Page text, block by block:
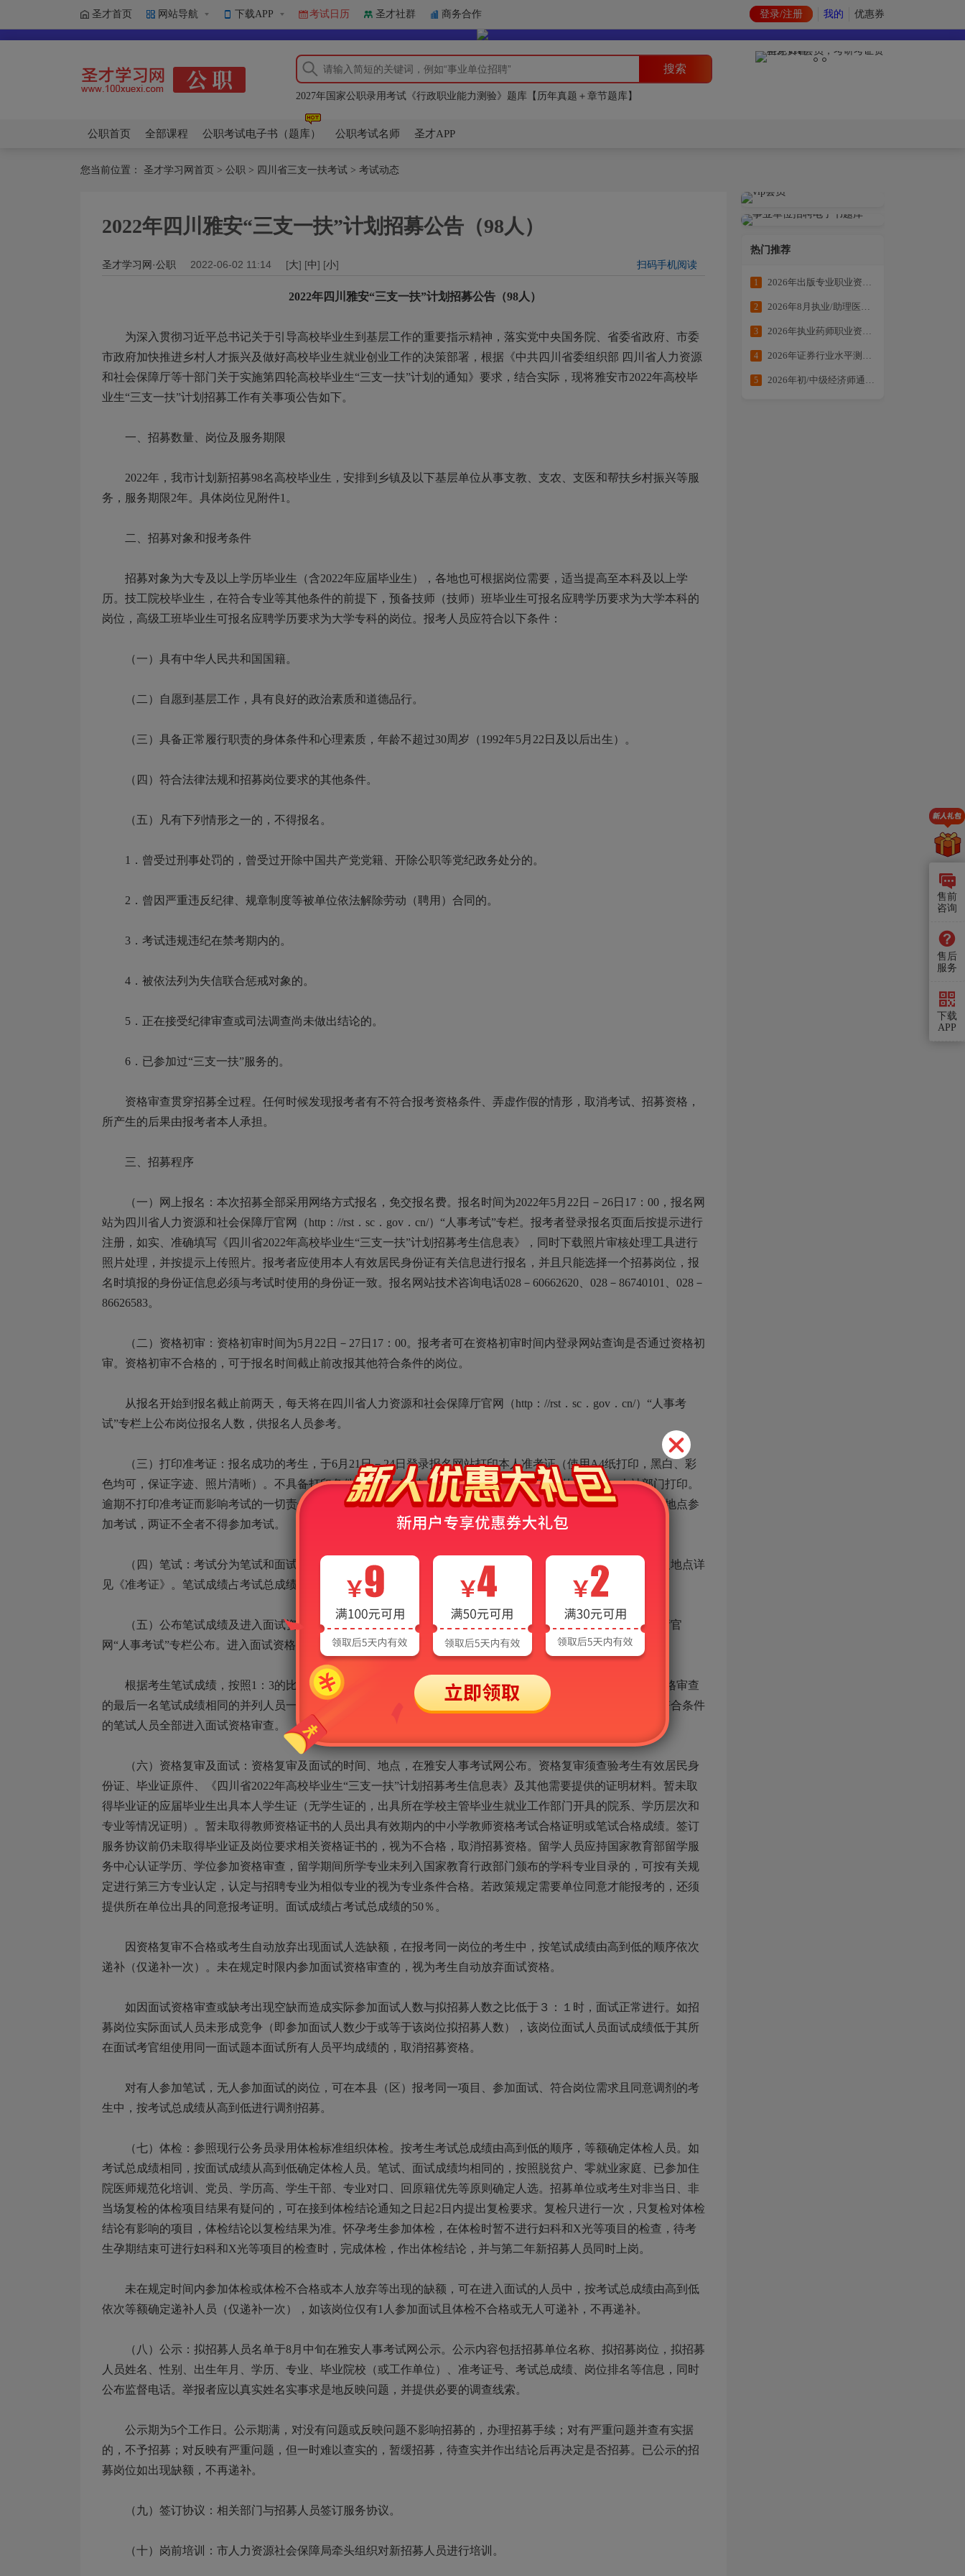
圣才首页 网站导航 下载APP 考试日历 圣才社群 商务合作 登录/注册 我的 优惠券
2026年北京市事业单位招聘考试题库
2027年国家公职考试《申论》网授精讲班【教材精讲＋真题串讲】
2027年国家公职录用考试《行政职业能力测验》题库【历年真题＋章节题库】
2026年北京市事业单位招聘考试题库
2027年国家公职考试《申论》网授精讲班【教材精讲＋真题串讲】
搜索
公职首页 全部课程 公职考试电子书（题库） 公职考试名师 圣才APP
您当前位置： 圣才学习网首页 > 公职 > 四川省三支一扶考试 > 考试动态
2022年四川雅安“三支一扶”计划招募公告（98人）
圣才学习网·公职 2022-06-02 11:14 [大] [中] [小] 扫码手机阅读
2022年四川雅安“三支一扶”计划招募公告（98人）
为深入贯彻习近平总书记关于引导高校毕业生到基层工作的重要指示精神，落实党中央国务院、省委省政府、市委
市政府加快推进乡村人才振兴及做好高校毕业生就业创业工作的决策部署，根据《中共四川省委组织部 四川省人力资源
和社会保障厅等十部门关于实施第四轮高校毕业生“三支一扶”计划的通知》要求，结合实际，现将雅安市2022年高校毕
业生“三支一扶”计划招募工作有关事项公告如下。
一、招募数量、岗位及服务期限
2022年，我市计划新招募98名高校毕业生，安排到乡镇及以下基层单位从事支教、支农、支医和帮扶乡村振兴等服
务，服务期限2年。具体岗位见附件1。
二、招募对象和报考条件
招募对象为大专及以上学历毕业生（含2022年应届毕业生），各地也可根据岗位需要，适当提高至本科及以上学
历。技工院校毕业生，在符合专业等其他条件的前提下，预备技师（技师）班毕业生可报名应聘学历要求为大学本科的
岗位，高级工班毕业生可报名应聘学历要求为大学专科的岗位。报考人员应符合以下条件：
（一）具有中华人民共和国国籍。
（二）自愿到基层工作，具有良好的政治素质和道德品行。
（三）具备正常履行职责的身体条件和心理素质，年龄不超过30周岁（1992年5月22日及以后出生）。
（四）符合法律法规和招募岗位要求的其他条件。
（五）凡有下列情形之一的，不得报名。
1．曾受过刑事处罚的，曾受过开除中国共产党党籍、开除公职等党纪政务处分的。
2．曾因严重违反纪律、规章制度等被单位依法解除劳动（聘用）合同的。
3．考试违规违纪在禁考期内的。
4．被依法列为失信联合惩戒对象的。
5．正在接受纪律审查或司法调查尚未做出结论的。
6．已参加过“三支一扶”服务的。
资格审查贯穿招募全过程。任何时候发现报考者有不符合报考资格条件、弄虚作假的情形，取消考试、招募资格，
所产生的后果由报考者本人承担。
三、招募程序
（一）网上报名：本次招募全部采用网络方式报名，免交报名费。报名时间为2022年5月22日－26日17：00，报名网
站为四川省人力资源和社会保障厅官网（http：//rst．sc．gov．cn/）“人事考试”专栏。报考者登录报名页面后按提示进行
注册，如实、准确填写《四川省2022年高校毕业生“三支一扶”计划招募考生信息表》，同时下载照片审核处理工具进行
照片处理，并按提示上传照片。报考者应使用本人有效居民身份证有关信息进行报名，并且只能选择一个招募岗位，报
名时填报的身份证信息必须与考试时使用的身份证一致。报名网站技术咨询电话028－60662620、028－86740101、028－
86626583。
（二）资格初审：资格初审时间为5月22日－27日17：00。报考者可在资格初审时间内登录网站查询是否通过资格初
审。资格初审不合格的，可于报名时间截止前改报其他符合条件的岗位。
从报名开始到报名截止前两天，每天将在四川省人力资源和社会保障厅官网（http：//rst．sc．gov．cn/）“人事考
试”专栏上公布岗位报名人数，供报名人员参考。
（三）打印准考证：报名成功的考生，于6月21日－24日登录报名网站打印本人准考证（使用A4纸打印，黑白、彩
色均可，保证字迹、照片清晰）。不具备打印条件的考生，可持本人有效居民身份证到报考的县（区）人社部门打印。
逾期不打印准考证而影响考试的一切责任由考生自负。考试时，考生持本人准考证和有效居民身份证原件到指定地点参
加考试，两证不全者不得参加考试。
（四）笔试：考试分为笔试和面试。笔试时间为2022年6月25日，科目为《职业能力测验》。笔试具体时间及地点详
见《准考证》。笔试成绩占考试总成绩的50％。笔试成绩为0分的考生，视作自动放弃，取消招募资格。
（五）公布笔试成绩及进入面试资格审查人员名单：笔试成绩于7月15日左右在四川省人力资源和社会保障厅官
网“人事考试”专栏公布。进入面试资格审查人员名单于7月16日左右在雅安人事考试网公布。
根据考生笔试成绩，按照1：3的比例，从高分到低分依次确定进入面试资格审查的人员名单。拟进入面试资格审查
的最后一名笔试成绩相同的并列人员一并进入资格审查。进入资格审查人数达不到招募名额3倍的岗位，该岗位符合条件
的笔试人员全部进入面试资格审查。
（六）资格复审及面试：资格复审及面试的时间、地点，在雅安人事考试网公布。资格复审须查验考生有效居民身
份证、毕业证原件、《四川省2022年高校毕业生“三支一扶”计划招募考生信息表》及其他需要提供的证明材料。暂未取
得毕业证的应届毕业生出具本人学生证（无学生证的，出具所在学校主管毕业生就业工作部门开具的院系、学历层次和
专业等情况证明）。暂未取得教师资格证书的人员出具有效期内的中小学教师资格考试合格证明或笔试合格成绩。签订
服务协议前仍未取得毕业证及岗位要求相关资格证书的，视为不合格，取消招募资格。留学人员应持国家教育部留学服
务中心认证学历、学位参加资格审查，留学期间所学专业未列入国家教育行政部门颁布的学科专业目录的，可按有关规
定进行第三方专业认定，认定与招聘专业为相似专业的视为专业条件合格。若政策规定需要单位同意才能报考的，还须
提供所在单位出具的同意报考证明。面试成绩占考试总成绩的50％。
因资格复审不合格或考生自动放弃出现面试人选缺额，在报考同一岗位的考生中，按笔试成绩由高到低的顺序依次
递补（仅递补一次）。未在规定时限内参加面试资格审查的，视为考生自动放弃面试资格。
如因面试资格审查或缺考出现空缺而造成实际参加面试人数与拟招募人数之比低于３：１时，面试正常进行。如招
募岗位实际面试人员未形成竞争（即参加面试人数少于或等于该岗位拟招募人数），该岗位面试人员面试成绩低于其所
在面试考官组使用同一面试题本面试所有人员平均成绩的，取消招募资格。
对有人参加笔试，无人参加面试的岗位，可在本县（区）报考同一项目、参加面试、符合岗位需求且同意调剂的考
生中，按考试总成绩从高到低进行调剂招募。
（七）体检：参照现行公务员录用体检标准组织体检。按考生考试总成绩由高到低的顺序，等额确定体检人员。如
考试总成绩相同，按面试成绩从高到低确定体检人员。笔试、面试成绩均相同的，按照脱贫户、零就业家庭、已参加住
院医师规范化培训、党员、学历高、学生干部、专业对口、回原籍优先等原则确定人选。招募单位或考生对非当日、非
当场复检的体检项目结果有疑问的，可在接到体检结论通知之日起2日内提出复检要求。复检只进行一次，只复检对体检
结论有影响的项目，体检结论以复检结果为准。怀孕考生参加体检，在体检时暂不进行妇科和X光等项目的检查，待考
生孕期结束可进行妇科和X光等项目的检查时，完成体检，作出体检结论，并与第二年新招募人员同时上岗。
未在规定时间内参加体检或体检不合格或本人放弃等出现的缺额，可在进入面试的人员中，按考试总成绩由高到低
依次等额确定递补人员（仅递补一次），如该岗位仅有1人参加面试且体检不合格或无人可递补，不再递补。
（八）公示：拟招募人员名单于8月中旬在雅安人事考试网公示。公示内容包括招募单位名称、拟招募岗位，拟招募
人员姓名、性别、出生年月、学历、专业、毕业院校（或工作单位）、准考证号、考试总成绩、岗位排名等信息，同时
公布监督电话。举报者应以真实姓名实事求是地反映问题，并提供必要的调查线索。
公示期为5个工作日。公示期满，对没有问题或反映问题不影响招募的，办理招募手续；对有严重问题并查有实据
的，不予招募；对反映有严重问题，但一时难以查实的，暂缓招募，待查实并作出结论后再决定是否招募。已公示的招
募岗位如出现缺额，不再递补。
（九）签订协议：相关部门与招募人员签订服务协议。
（十）岗前培训：市人力资源社会保障局牵头组织对新招募人员进行培训。
热门推荐
1 2026年出版专业职业资格考试学练结合冲刺备考
2 2026年8月执业/助理医师全科目复习资料
3 2026年执业药师职业资格考试提分大作战
4 2026年证券行业水平测试备考合集
5 2026年初/中级经济师通关方案：核心考点全拆解・备考不走弯路
售前
咨询
售后
服务
下载
APP